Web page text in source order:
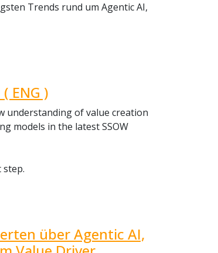
Trends rund um Agentic AI,
ENG )
understanding of value creation
models in the latest SSOW
step.
über Agentic AI,